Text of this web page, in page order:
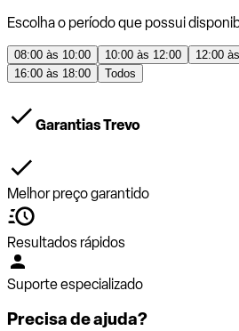
Escolha o período que possui
08:00 às 10:00 10:00 às 12:00 12:00
16:00 às 18:00
Todos
Garantias Trevo
Melhor preço garantido
Resultados rápidos
Suporte especializado
Precisa de ajuda?